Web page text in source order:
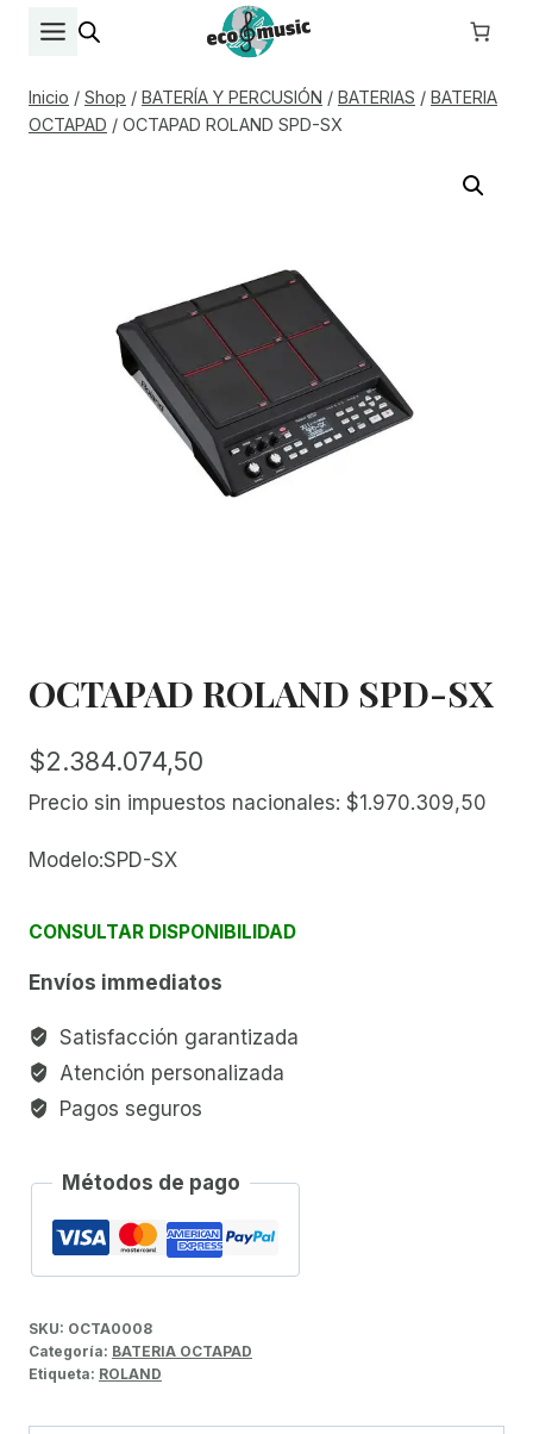
Inicio / Shop / BATERÍA Y PERCUSIÓN / BATERIAS / BATERIA
OCTAPAD / OCTAPAD ROLAND SPD-SX
OCTAPAD ROLAND SPD-SX
$2.384.074,50
Precio sin impuestos nacionales: $1.970.309,50
Modelo:SPD-SX
CONSULTAR DISPONIBILIDAD
Envíos immediatos
Satisfacción garantizada
Atención personalizada
Pagos seguros
Métodos de pago
SKU: OCTA0008
Categoría: BATERIA OCTAPAD
Etiqueta: ROLAND